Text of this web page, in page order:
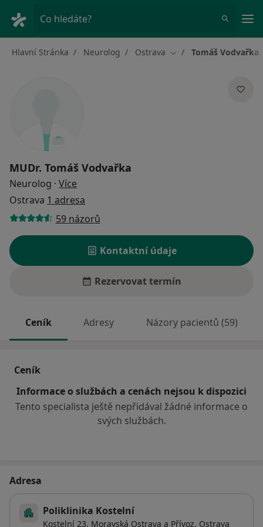
Co hledáte?
Hlavní Stránka Neurolog Ostrava Změna města
Tomáš Vodvařka
MUDr. Tomáš Vodvařka
Neurolog · Více
Ostrava 1 adresa
59 názorů
Kontaktní údaje
Rezervovat termín
Ceník Adresy Názory pacientů (59)
Ceník
Informace o službách a cenách nejsou k dispozici
Tento specialista ještě nepřidával žádné informace o
svých službách.
Adresa
Poliklinika Kostelní
Kostelní 23, Moravská Ostrava a Přívoz, Ostrava